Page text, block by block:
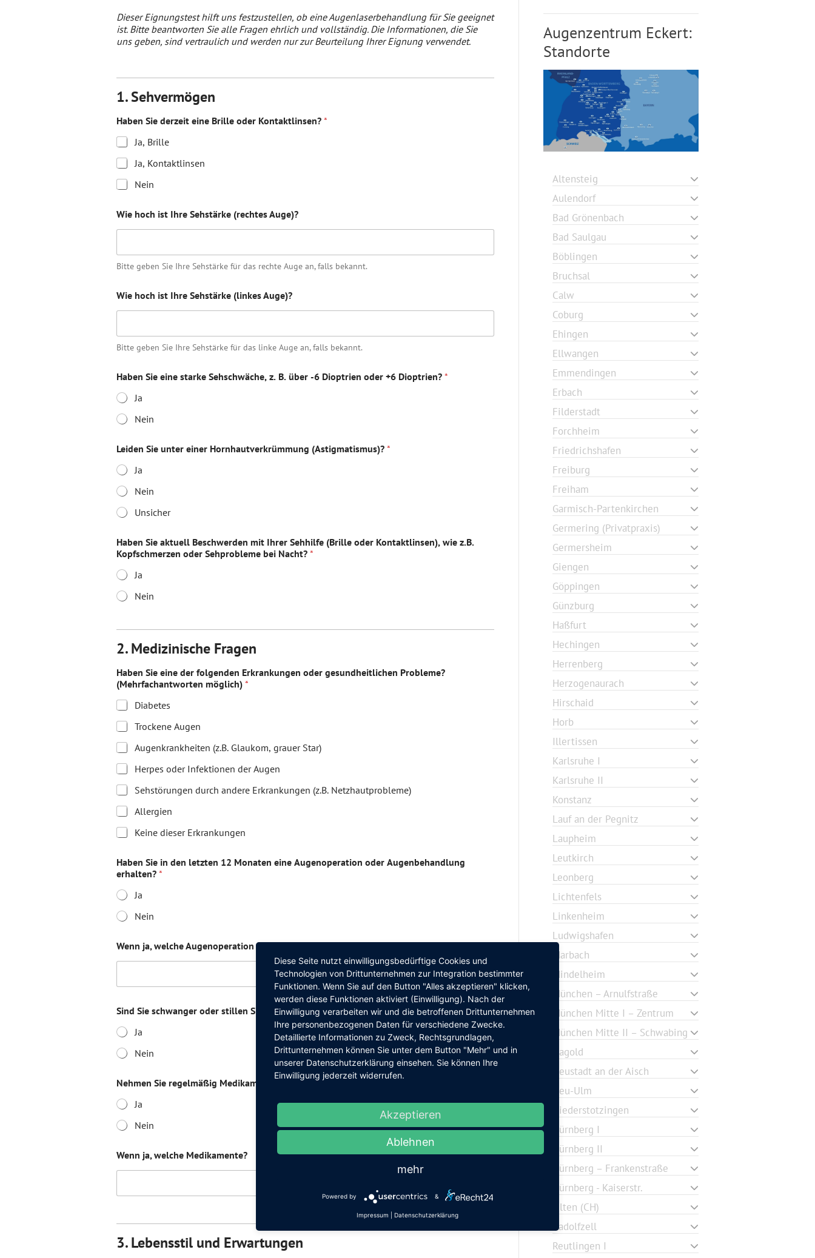
Dieser Eignungstest hilft uns festzustellen, ob eine Augenlaserbehandlung für Sie geeignet
ist. Bitte beantworten Sie alle Fragen ehrlich und vollständig. Die Informationen, die Sie
uns geben, sind vertraulich und werden nur zur Beurteilung Ihrer Eignung verwendet.
1. Sehvermögen
Haben Sie derzeit eine Brille oder Kontaktlinsen? *
Ja, Brille
Ja, Kontaktlinsen
Nein
Wie hoch ist Ihre Sehstärke (rechtes Auge)?
Bitte geben Sie Ihre Sehstärke für das rechte Auge an, falls bekannt.
Wie hoch ist Ihre Sehstärke (linkes Auge)?
Bitte geben Sie Ihre Sehstärke für das linke Auge an, falls bekannt.
Haben Sie eine starke Sehschwäche, z. B. über -6 Dioptrien oder +6 Dioptrien? *
Ja
Nein
Leiden Sie unter einer Hornhautverkrümmung (Astigmatismus)? *
Ja
Nein
Unsicher
Haben Sie aktuell Beschwerden mit Ihrer Sehhilfe (Brille oder Kontaktlinsen), wie z.B.
Kopfschmerzen oder Sehprobleme bei Nacht? *
Ja
Nein
2. Medizinische Fragen
Haben Sie eine der folgenden Erkrankungen oder gesundheitlichen Probleme?
(Mehrfachantworten möglich) *
Diabetes
Trockene Augen
Augenkrankheiten (z.B. Glaukom, grauer Star)
Herpes oder Infektionen der Augen
Sehstörungen durch andere Erkrankungen (z.B. Netzhautprobleme)
Allergien
Keine dieser Erkrankungen
Haben Sie in den letzten 12 Monaten eine Augenoperation oder Augenbehandlung
erhalten? *
Ja
Nein
Wenn ja, welche Augenoperation oder Augenbehandlung?
Sind Sie schwanger oder stillen Sie aktuell?*
Ja
Nein
Nehmen Sie regelmäßig Medikamente?*
Ja
Nein
Wenn ja, welche Medikamente?
3. Lebensstil und Erwartungen
Augenzentrum Eckert:
Standorte
Altensteig
Aulendorf
Bad Grönenbach
Bad Saulgau
Böblingen
Bruchsal
Calw
Coburg
Ehingen
Ellwangen
Emmendingen
Erbach
Filderstadt
Forchheim
Friedrichshafen
Freiburg
Freiham
Garmisch-Partenkirchen
Germering (Privatpraxis)
Germersheim
Giengen
Göppingen
Günzburg
Haßfurt
Hechingen
Herrenberg
Herzogenaurach
Hirschaid
Horb
Illertissen
Karlsruhe I
Karlsruhe II
Konstanz
Lauf an der Pegnitz
Laupheim
Leutkirch
Leonberg
Lichtenfels
Linkenheim
Ludwigshafen
Marbach
Mindelheim
München – Arnulfstraße
München Mitte I – Zentrum
München Mitte II – Schwabing
Nagold
Neustadt an der Aisch
Neu-Ulm
Niederstotzingen
Nürnberg I
Nürnberg II
Nürnberg – Frankenstraße
Nürnberg - Kaiserstr.
Olten (CH)
Radolfzell
Reutlingen I
Diese Seite nutzt einwilligungsbedürftige Cookies und
Technologien von Drittunternehmen zur Integration bestimmter
Funktionen. Wenn Sie auf den Button "Alles akzeptieren" klicken,
werden diese Funktionen aktiviert (Einwilligung). Nach der
Einwilligung verarbeiten wir und die betroffenen Drittunternehmen
Ihre personenbezogenen Daten für verschiedene Zwecke.
Detaillierte Informationen zu Zweck, Rechtsgrundlagen,
Drittunternehmen können Sie unter dem Button "Mehr" und in
unserer Datenschutzerklärung einsehen. Sie können Ihre
Einwilligung jederzeit widerrufen.
Akzeptieren
Ablehnen
mehr
Powered by &
Impressum Datenschutzerklärung